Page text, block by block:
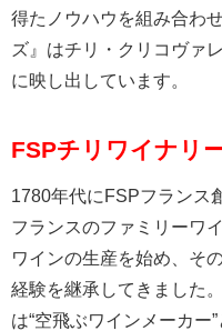
得たノウハウを組み合わ
ズ』はチリ・クリコヴァ
に映し出しています。
FSPチリワイナリ
1780年代にFSPフランス
フランスのファミリーワ
ワインの生産を始め、そ
経験を継承してきました
は“空飛ぶワインメーカー